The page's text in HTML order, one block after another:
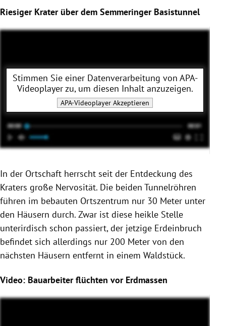
Riesiger Krater über dem Semmeringer Basistunnel
Stimmen Sie einer Datenverarbeitung von APA-
Videoplayerzu, um diesen Inhalt anzuzeigen.
APA-Videoplayer Akzeptieren
In der Ortschaft herrscht seit der Entdeckung des
Kraters große Nervosität. Die beiden Tunnelröhren
führen im bebauten Ortszentrum nur 30 Meter unter
den Häusern durch. Zwar ist diese heikle Stelle
unterirdisch schon passiert, der jetzige Erdeinbruch
befindet sich allerdings nur 200 Meter von den
nächsten Häusern entfernt in einem Waldstück.
Video: Bauarbeiter flüchten vor Erdmassen